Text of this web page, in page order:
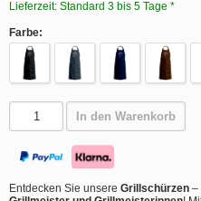
Lieferzeit: Standard 3 bis 5 Tage *
Farbe:
In den Warenkorb
Entdecken Sie unsere Grillschürzen –